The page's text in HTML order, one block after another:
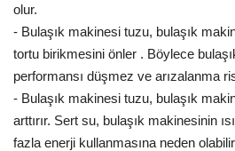
olur.
- Bulaşık makinesi tuzu, bulaşık
tortu birikmesini önler . Böylece
performansı düşmez ve arızalanma
- Bulaşık makinesi tuzu, bulaşık
arttırır. Sert su, bulaşık makinesinin
fazla enerji kullanmasına neden